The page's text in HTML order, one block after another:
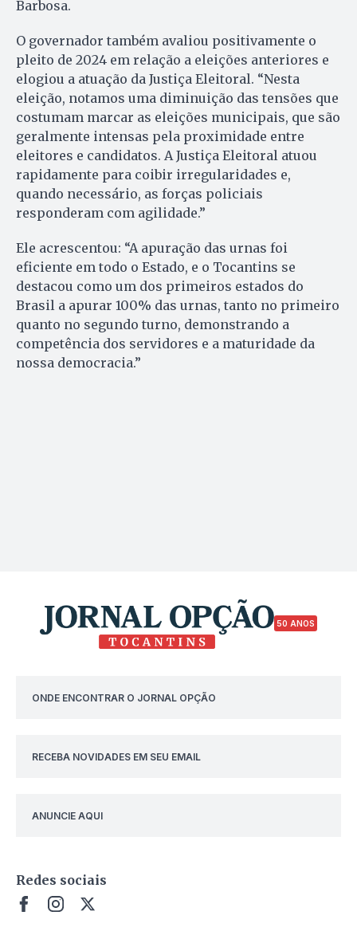
Barbosa.
O governador também avaliou positivamente o
pleito de 2024 em relação a eleições anteriores e
elogiou a atuação da Justiça Eleitoral. “Nesta
eleição, notamos uma diminuição das tensões que
costumam marcar as eleições municipais, que são
geralmente intensas pela proximidade entre
eleitores e candidatos. A Justiça Eleitoral atuou
rapidamente para coibir irregularidades e,
quando necessário, as forças policiais
responderam com agilidade.”
Ele acrescentou: “A apuração das urnas foi
eficiente em todo o Estado, e o Tocantins se
destacou como um dos primeiros estados do
Brasil a apurar 100% das urnas, tanto no primeiro
quanto no segundo turno, demonstrando a
competência dos servidores e a maturidade da
nossa democracia.”
50 ANOS
ONDE ENCONTRAR O JORNAL OPÇÃO
RECEBA NOVIDADES EM SEU EMAIL
ANUNCIE AQUI
Redes sociais